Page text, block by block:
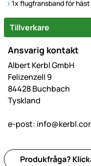
1x flugfransband för
Tillverkare
Ansvarig kontakt
Albert Kerbl GmbH
Felizenzell 9
84428 Buchbach
Tyskland
e-post:
Produkfråga?